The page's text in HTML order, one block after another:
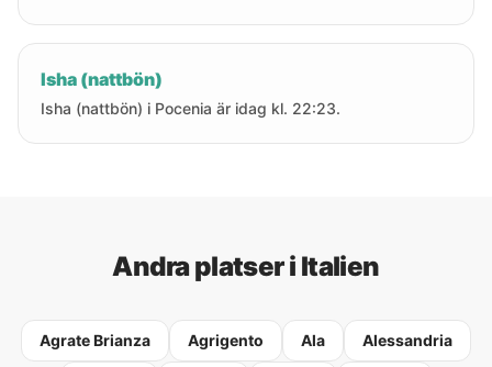
Isha (nattbön)
Isha (nattbön) i Pocenia är idag kl. 22:23.
Andra platser i Italien
Agrate Brianza Agrigento Ala Alessandria